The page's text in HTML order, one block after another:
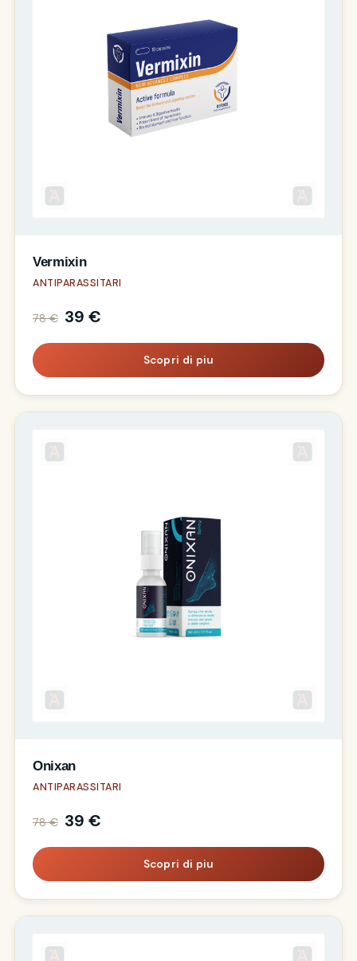
Vermixin
ANTIPARASSITARI
78 € 39 €
Scopri di piu
Onixan
ANTIPARASSITARI
78 € 39 €
Scopri di piu